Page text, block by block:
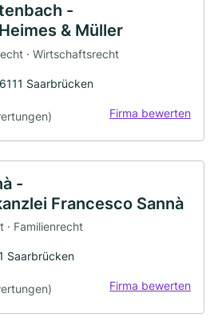
-
& Müller
· Wirtschaftsrecht
Saarbrücken
Firma bewerten
-
Francesco Sannà
· Familienrecht
Saarbrücken
Firma bewerten